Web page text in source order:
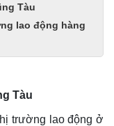
Tàu
lao động hàng
Tàu
trường lao động ở